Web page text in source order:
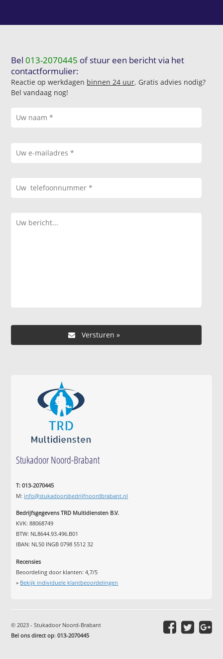
Bel013-2070445 of stuur een bericht via het
contactformulier:
Reactie op werkdagen binnen 24 uur. Gratis advies nodig?
Bel vandaag nog!
Stukadoor Noord-Brabant
T: 013-2070445
M: info@stukadoorsbedrijfnoordbrabant.nl
Bedrijfsgegevens TRD Multidiensten B.V.
KVK: 88068749
BTW: NL8644.93.496.B01
IBAN: NL50 INGB 0798 5512 32
Recensies
Beoordeling door klanten:4,7/5
» Bekijk individuele klantbeoordelingen
© 2023 - Stukadoor Noord-Brabant
Bel ons direct op:013-2070445